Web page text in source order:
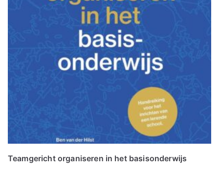
Teamgericht organiseren in het basisonderwijs